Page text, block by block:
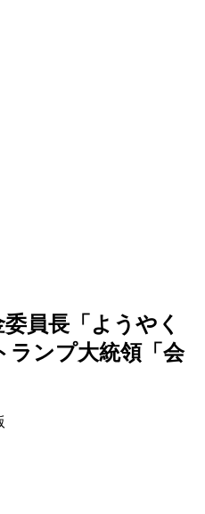
員長「ようやく
ンプ大統領「会